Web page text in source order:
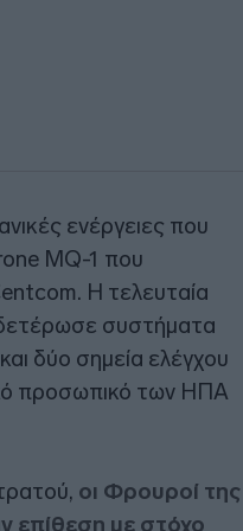
ενέργειες που
MQ-1 που
Η τελευταία
συστήματα
δύο σημεία ελέγχου
προσωπικό των ΗΠΑ
οι Φρουροί της
επίθεση με στόχο